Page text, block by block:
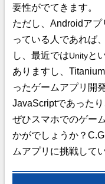
要性がでてきます。
ただし、Androidア
っている人であれば
し、最近ではUnityと
ありますし、
ったゲームアプリ開
JavaScriptであった
ぜひスマホでのゲー
かがでしょうか？
ムアプリに挑戦して